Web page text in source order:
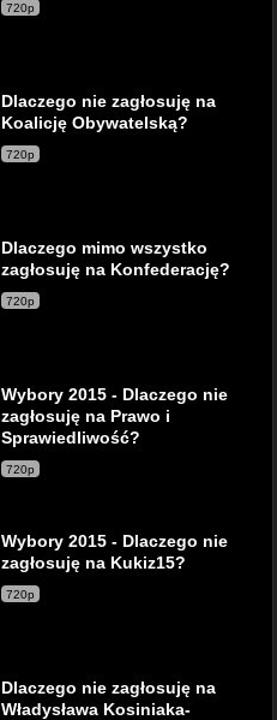
720p
Dlaczego nie zagłosuję na
Koalicję Obywatelską?
720p
Dlaczego mimo wszystko
zagłosuję na Konfederację?
720p
Wybory 2015 - Dlaczego nie
zagłosuję na Prawo i
Sprawiedliwość?
720p
Wybory 2015 - Dlaczego nie
zagłosuję na Kukiz15?
720p
Dlaczego nie zagłosuję na
Władysława Kosiniaka-